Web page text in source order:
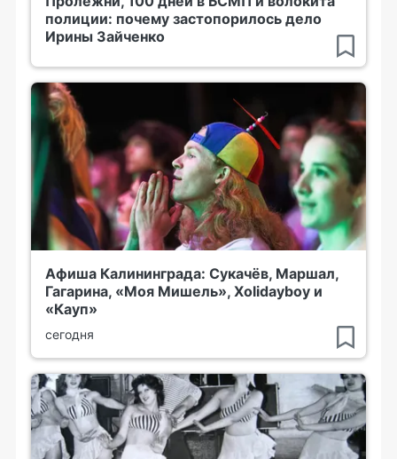
полиции: почему застопорилось дело
Ирины Зайченко
Афиша Калининграда: Сукачёв, Маршал,
Гагарина, «Моя Мишель», Xolidayboy и
«Кауп»
сегодня